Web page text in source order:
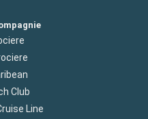
Club
Line